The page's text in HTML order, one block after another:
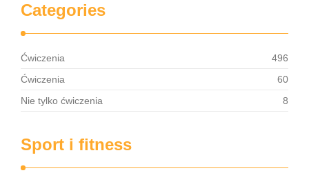
Categories
Ćwiczenia
496
Ćwiczenia
60
Nie tylko ćwiczenia
8
Sport i fitness